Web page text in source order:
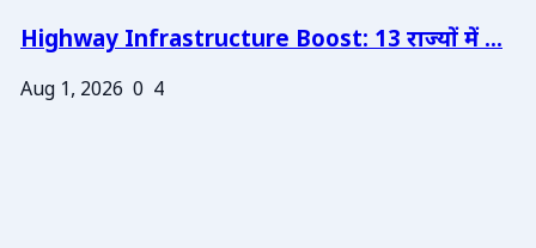
Highway Infrastructure Boost: 13 राज्यों में ...
Aug 1, 2026 0 4